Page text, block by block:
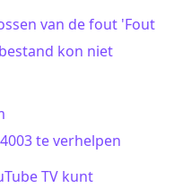
van de fout 'Fout
kon niet
te verhelpen
TV kunt